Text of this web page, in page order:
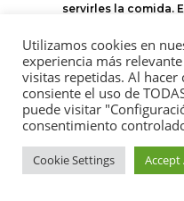
servirles la comida.
Zangarrón, este
dará como
la siguiente frase:
VENGAN MAS
QUE CON NOSOTROS
Utilizamos cookies en
experiencia más
visitas repetidas. Al hacer
consiente el uso de
puede visitar
consentimiento
Cookie Settings Accept